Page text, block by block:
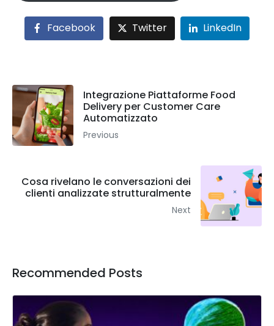
Facebook Twitter LinkedIn
Integrazione Piattaforme Food
Delivery per Customer Care
Automatizzato
Previous
Cosa rivelano le conversazioni dei
clienti analizzate strutturalmente
Next
Recommended Posts